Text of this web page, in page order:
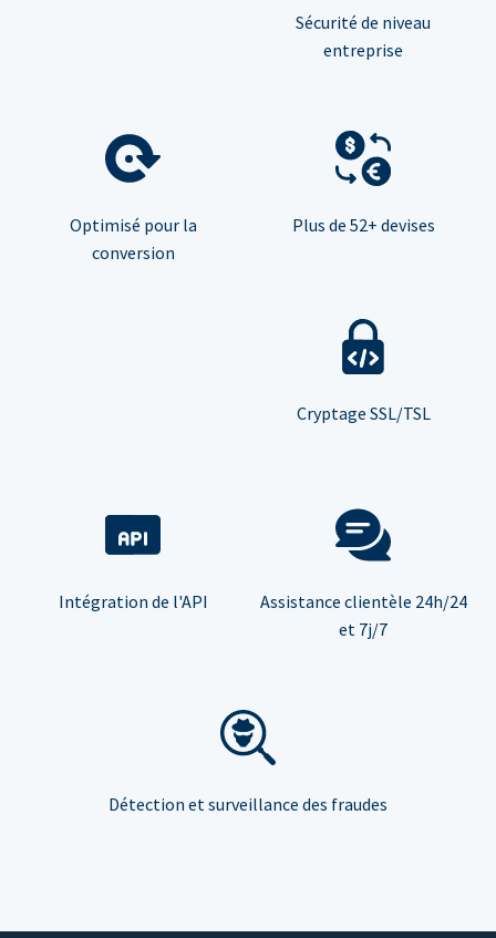
Sécurité de niveau
entreprise
Optimisé pour la
conversion
Plus de 52+ devises
Cryptage SSL/TSL
Intégration de l'API
Assistance clientèle 24h/24
et 7j/7
Détection et surveillance des fraudes